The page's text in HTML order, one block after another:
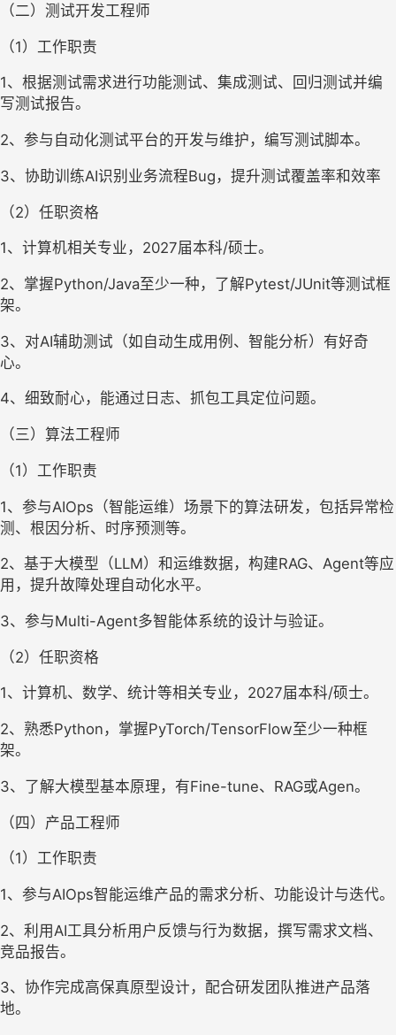
（二）测试开发工程师
（1）工作职责
1、根据测试需求进行功能测试、集成测试、回归测试并编
写测试报告。
2、参与自动化测试平台的开发与维护，编写测试脚本。
3、协助训练AI识别业务流程Bug，提升测试覆盖率和效率
（2）任职资格
1、计算机相关专业，2027届本科/硕士。
2、掌握Python/Java至少一种，了解Pytest/JUnit等测试框
架。
3、对AI辅助测试（如自动生成用例、智能分析）有好奇
心。
4、细致耐心，能通过日志、抓包工具定位问题。
（三）算法工程师
（1）工作职责
1、参与AIOps（智能运维）场景下的算法研发，包括异常检
测、根因分析、时序预测等。
2、基于大模型（LLM）和运维数据，构建RAG、Agent等应
用，提升故障处理自动化水平。
3、参与Multi-Agent多智能体系统的设计与验证。
（2）任职资格
1、计算机、数学、统计等相关专业，2027届本科/硕士。
2、熟悉Python，掌握PyTorch/TensorFlow至少一种框
架。
3、了解大模型基本原理，有Fine-tune、RAG或Agen。
（四）产品工程师
（1）工作职责
1、参与AIOps智能运维产品的需求分析、功能设计与迭代。
2、利用AI工具分析用户反馈与行为数据，撰写需求文档、
竞品报告。
3、协作完成高保真原型设计，配合研发团队推进产品落
地。